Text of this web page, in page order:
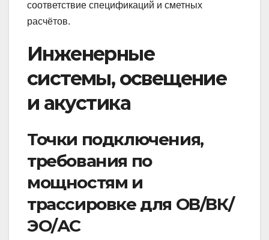
соответствие спецификаций и сметных
расчётов.
Инженерные
системы, освещение
и акустика
Точки подключения,
требования по
мощностям и
трассировке для ОВ/ВК/
ЭО/АС